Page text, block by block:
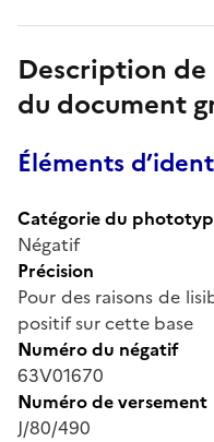
Description
du document
Éléments
Catégorie du
Négatif
Précision
Pour des raisons de
positif sur cette base
Numéro du négatif
63V01670
Numéro de versement
J/80/490